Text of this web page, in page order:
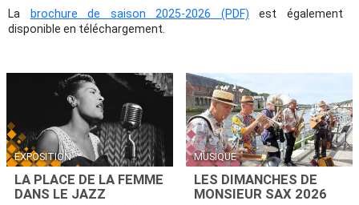
La
brochure de saison 2025-2026 (PDF) est également
disponible en téléchargement.
EXPOSITION
LA PLACE DE LA FEMME
DANS LE JAZZ
MUSIQUE
LES DIMANCHES DE
MONSIEUR SAX 2026